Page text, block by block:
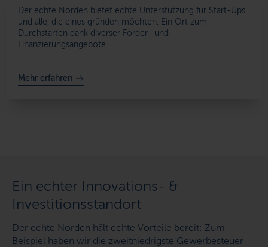
Der echte Norden bietet echte Unterstützung für Start-Ups
und alle, die eines gründen möchten. Ein Ort zum
Durchstarten dank diverser Förder- und
Finanzierungsangebote.
Mehr erfahren
Ein echter Innovations- &
Investitionsstandort
Der echte Norden hält echte Vorteile bereit: Zum
Beispiel haben wir die zweitniedrigste Gewerbesteuer